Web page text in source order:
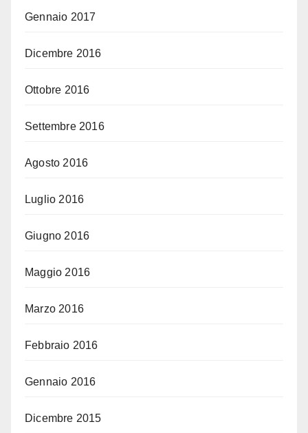
Gennaio 2017
Dicembre 2016
Ottobre 2016
Settembre 2016
Agosto 2016
Luglio 2016
Giugno 2016
Maggio 2016
Marzo 2016
Febbraio 2016
Gennaio 2016
Dicembre 2015